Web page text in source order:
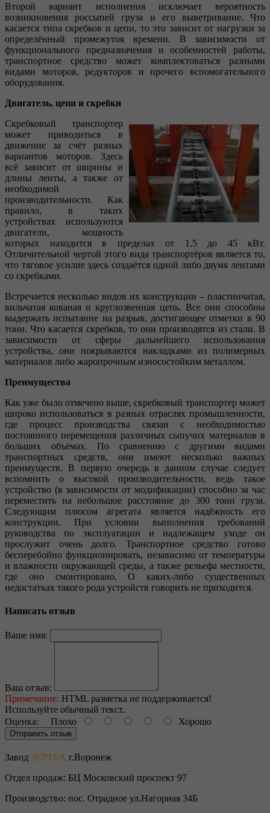
Второй вариант исполнения исключает вероятность
возникновения россыпей груза и его выветривание. Что
касается типа скребков и цепи, то это зависит от нагрузки за
определённый промежуток времени. В зависимости от
функционального предназначения и особенностей работы,
транспортное средство может комплектоваться разными
видами моторов, редукторов и прочего вспомогательного
оборудования.
Двигатель, цепи и скребки
Скребковый транспортер
может приводиться в
движение за счёт разных
вариантов моторов. Здесь
всё зависит от ширины и
длины ленты, а также от
необходимой
производительности. Как
правило, в таких
устройствах используются
двигатели, мощность
которых находится в пределах от 1,5 до 45 кВт.
Отличительной чертой этого вида транспортёров является то,
что тяговое усилие здесь создаётся одной либо двумя лентами
со скребками.
Встречается несколько видов их конструкции – пластинчатая,
вильчатая кованая и круглозвенная цепь. Все они способны
выдержать испытание на разрыв, достигающее отметки в 90
тонн. Что касается скребков, то они производятся из стали. В
зависимости от сферы дальнейшего использования
устройства, они покрываются накладками из полимерных
материалов либо жаропрочным износостойким металлом.
Преимущества
Как уже было отмечено выше, скребковый транспортер может
широко использоваться в разных отраслях промышленности,
где процесс производства связан с необходимостью
постоянного перемещения различных сыпучих материалов в
больших объёмах. По сравнению с другими видами
транспортных средств, они имеют несколько важных
преимуществ. В первую очередь в данном случае следует
вспомнить о высокой производительности, ведь такое
устройство (в зависимости от модификации) способно за час
переместить на небольшое расстояние до 300 тонн груза.
Следующим плюсом агрегата является надёжность его
конструкции. При условии выполнения требований
руководства по эксплуатации и надлежащем уходе он
прослужит очень долго. Транспортное средство готово
бесперебойно функционировать, независимо от температуры
и влажности окружающей среды, а также рельефа местности,
где оно смонтировано. О каких-либо существенных
недостатках такого рода устройств говорить не приходится.
Написать отзыв
Ваше имя:
Ваш отзыв:
Примечание: HTML разметка не поддерживается!
Используйте обычный текст.
Оценка: Плохо Хорошо
Отправить отзыв
Завод ЗЕРТЕХ г.Воронеж
Отдел продаж: БЦ Московский проспект 97
Производство: пос. Отрадное ул.Нагорная 34Б